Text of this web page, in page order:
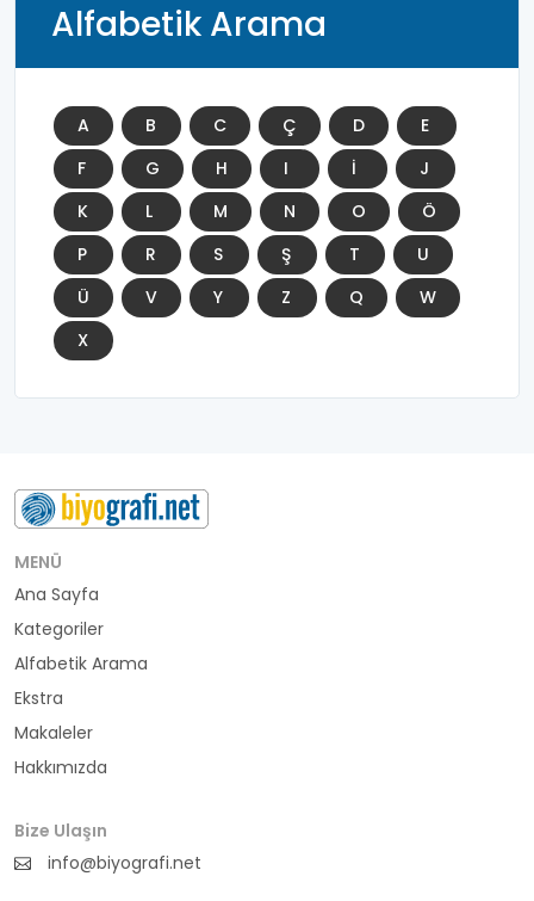
Alfabetik Arama
A B C Ç D
E
F
G H I İ
J
K
L M N O
Ö
P
R S Ş T
U
Ü
V Y Z Q
W
X
MENÜ
Ana Sayfa
Kategoriler
Alfabetik Arama
Ekstra
Makaleler
Hakkımızda
Bize Ulaşın
info@biyografi.net